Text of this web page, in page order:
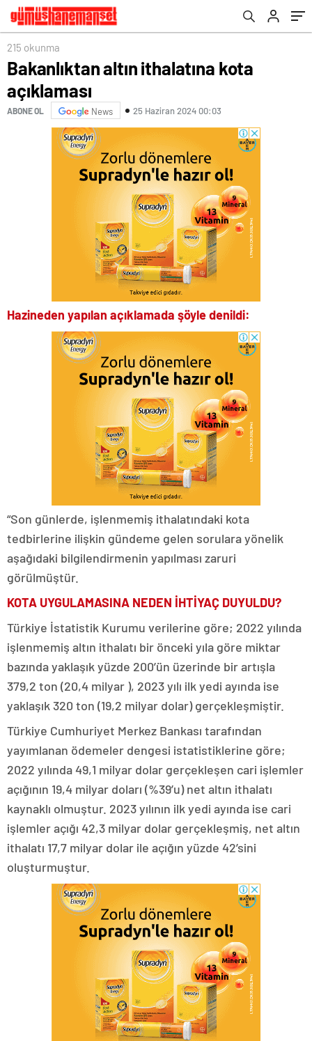
215 okunma
Bakanlıktan altın ithalatına kota
açıklaması
ABONE OL News 25 Haziran 2024 00:03
Hazineden yapılan açıklamada şöyle denildi:
“Son günlerde, işlenmemiş ithalatındaki kota
tedbirlerine ilişkin gündeme gelen sorulara yönelik
aşağıdaki bilgilendirmenin yapılması zaruri
görülmüştür.
KOTA UYGULAMASINA NEDEN İHTİYAÇ DUYULDU?
Türkiye İstatistik Kurumu verilerine göre; 2022 yılında
işlenmemiş altın ithalatı bir önceki yıla göre miktar
bazında yaklaşık yüzde 200’ün üzerinde bir artışla
379,2 ton (20,4 milyar ), 2023 yılı ilk yedi ayında ise
yaklaşık 320 ton (19,2 milyar dolar) gerçekleşmiştir.
Türkiye Cumhuriyet Merkez Bankası tarafından
yayımlanan ödemeler dengesi istatistiklerine göre;
2022 yılında 49,1 milyar dolar gerçekleşen cari işlemler
açığının 19,4 milyar doları (%39’u) net altın ithalatı
kaynaklı olmuştur. 2023 yılının ilk yedi ayında ise cari
işlemler açığı 42,3 milyar dolar gerçekleşmiş, net altın
ithalatı 17,7 milyar dolar ile açığın yüzde 42’sini
oluşturmuştur.